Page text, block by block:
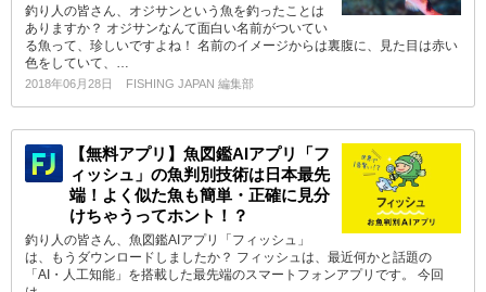
釣り人の皆さん、オジサンという魚を釣ったことは
ありますか？ オジサンなんて面白い名前がついてい
る魚って、珍しいですよね！ 名前のイメージからは裏腹に、見た目は赤い
色をしていて、…
2018年06月28日 FISHING JAPAN 編集部
【無料アプリ】魚図鑑AIアプリ「フ
ィッシュ」の魚判別技術は日本最先
端！よく似た魚も簡単・正確に見分
けちゃうってホント！？
釣り人の皆さん、魚図鑑AIアプリ「フィッシュ」
は、もうダウンロードしましたか？ フィッシュは、最近何かと話題の
「AI・人工知能」を搭載した最先端のスマートフォンアプリです。 今回